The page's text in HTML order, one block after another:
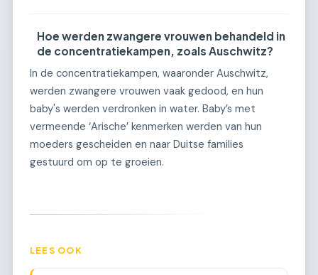
Hoe werden zwangere vrouwen behandeld in
de concentratiekampen, zoals Auschwitz?
In de concentratiekampen, waaronder Auschwitz,
werden zwangere vrouwen vaak gedood, en hun
baby's werden verdronken in water. Baby’s met
vermeende ‘Arische’ kenmerken werden van hun
moeders gescheiden en naar Duitse families
gestuurd om op te groeien.
LEES OOK